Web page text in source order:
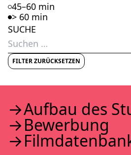
2015
2014
2013
2012
2011
2010
2009
2006
2005
2004
2003
2002
45–60 min
> 60 min
SUCHE
Suchen
nach:
FILTER ZURÜCKSETZEN
Auf­bau des
Bewer­bung